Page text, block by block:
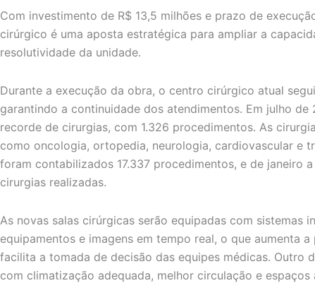
Com investimento de R$ 13,5 milhões e prazo de
cirúrgico é uma aposta estratégica para ampliar a
resolutividade da unidade.
Durante a execução da obra, o centro cirúrgico atual
garantindo a continuidade dos atendimentos. Em julho
recorde de cirurgias, com 1.326 procedimentos. As
como oncologia, ortopedia, neurologia, cardiovascular e
foram contabilizados 17.337 procedimentos, e de janeiro
cirurgias realizadas.
As novas salas cirúrgicas serão equipadas com sistemas
equipamentos e imagens em tempo real, o que aumenta
facilita a tomada de decisão das equipes médicas. Outro
com climatização adequada, melhor circulação e